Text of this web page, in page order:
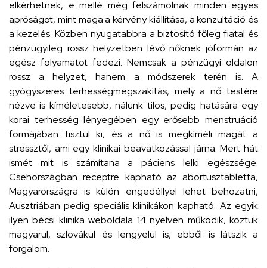
elkérhetnek, e mellé még felszámolnak minden egyes
apróságot, mint maga a kérvény kiállítása, a konzultáció és
a kezelés. Közben nyugatabbra a biztosító főleg fiatal és
pénzügyileg rossz helyzetben lévő nőknek jóformán az
egész folyamatot fedezi. Nemcsak a pénzügyi oldalon
rossz a helyzet, hanem a módszerek terén is. A
gyógyszeres terhességmegszakítás, mely a nő testére
nézve is kíméletesebb, nálunk tilos, pedig hatására egy
korai terhesség lényegében egy erősebb menstruáció
formájában tisztul ki, és a nő is megkíméli magát a
stressztől, ami egy klinikai beavatkozással járna. Mert hát
ismét mit is számítana a páciens lelki egészsége.
Csehországban receptre kapható az abortusztabletta,
Magyarországra is külön engedéllyel lehet behozatni,
Ausztriában pedig speciális klinikákon kapható. Az egyik
ilyen bécsi klinika weboldala 14 nyelven működik, köztük
magyarul, szlovákul és lengyelül is, ebből is látszik a
forgalom.